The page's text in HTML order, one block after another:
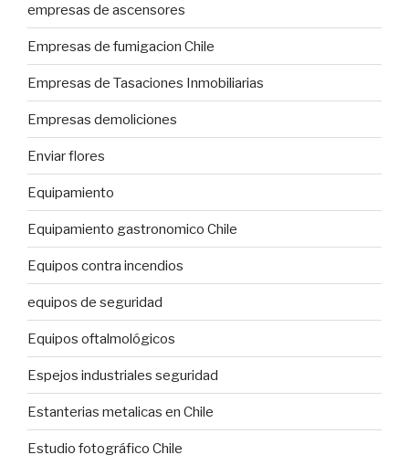
empresas de ascensores
Empresas de fumigacion Chile
Empresas de Tasaciones Inmobiliarias
Empresas demoliciones
Enviar flores
Equipamiento
Equipamiento gastronomico Chile
Equipos contra incendios
equipos de seguridad
Equipos oftalmológicos
Espejos industriales seguridad
Estanterias metalicas en Chile
Estudio fotográfico Chile